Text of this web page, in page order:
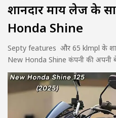
शानदार माय लेज के
Honda Shine
Septy features और 65 klmpl के
New Honda Shine कंपनी की अपनी